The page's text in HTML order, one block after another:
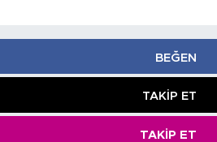
BEĞEN
TAKIP ET
TAKIP ET